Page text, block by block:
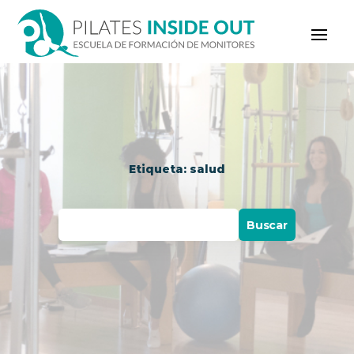
Etiqueta: salud